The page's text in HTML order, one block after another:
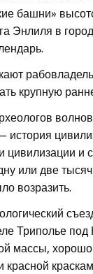
башни»
Энлиля в
крупную
и
или две
возразить.
Триполье
массы,